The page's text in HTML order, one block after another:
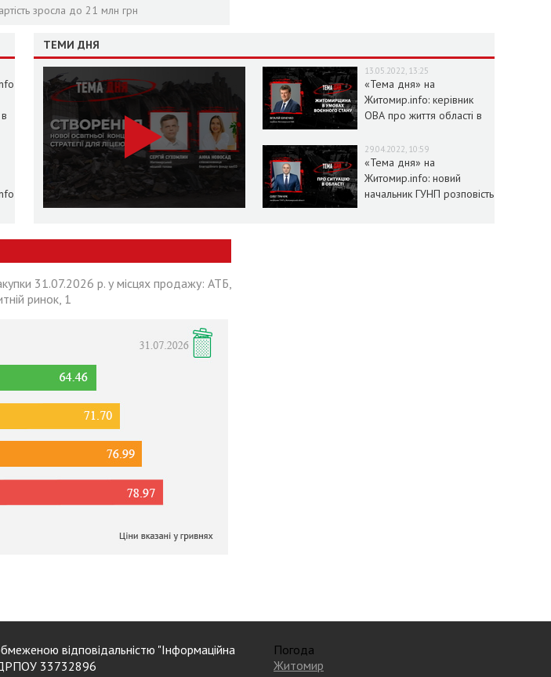
зросла до 21 млн грн
ТЕМИ ДНЯ
13.05.2022, 13:25
«Тема дня» на
Житомир.info: керівник
ОВА про життя області в
29.04.2022, 10:59
«Тема дня» на
Житомир.info: новий
начальник ГУНП розповість
31.07.2026 р. у місцях продажу: АТБ,
ринок, 1
відповідальністю "Інформаційна
33732896
Погода
Житомир